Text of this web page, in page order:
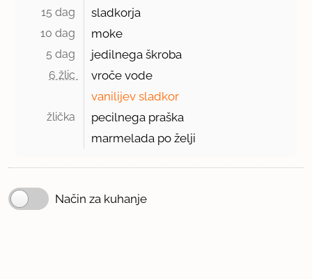
15 dag sladkorja
10 dag moke
5 dag jedilnega škroba
6 žlic
vroče vode
vanilijev sladkor
žlička
pecilnega praška
marmelada po želji
Način za kuhanje